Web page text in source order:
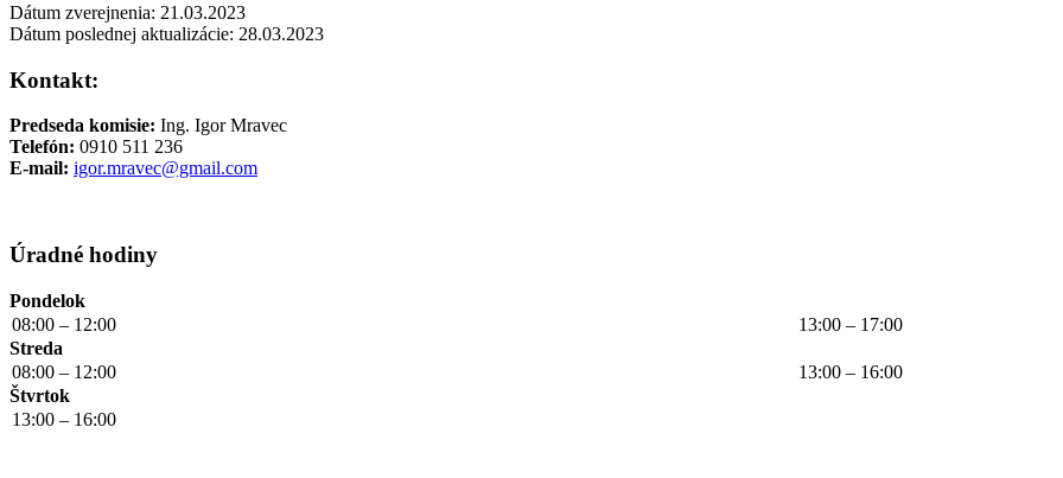
Dátum zverejnenia: 21.03.2023
Dátum poslednej aktualizácie: 28.03.2023
Kontakt:
Predseda komisie: Ing. Igor Mravec
Telefón: 0910 511 236
E-mail: igor.mravec@gmail.com
Úradné hodiny
Pondelok
08:00 – 12:00
13:00 – 17:00
Streda
08:00 – 12:00
13:00 – 16:00
Štvrtok
13:00 – 16:00